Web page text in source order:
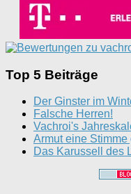
Top 5 Beiträge
Der Ginster im
Falsche Herren!
Vachroi's
Armut eine
Das Karussell des